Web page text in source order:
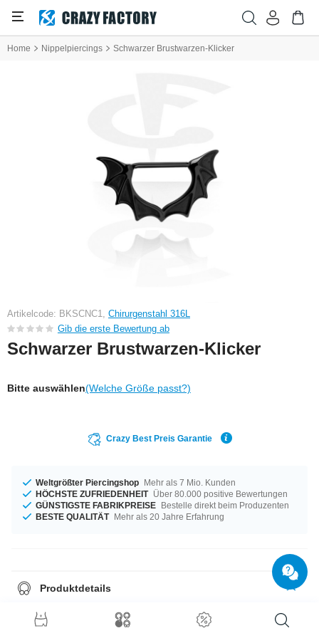
Home Nippelpiercings Schwarzer Brustwarzen-Klicker
Artikelcode: BKSCNC1, Chirurgenstahl 316L
Gib die erste Bewertung ab
Schwarzer Brustwarzen-Klicker
Bitte auswählen(Welche Größe passt?)
Crazy Best Preis Garantie
Weltgrößter Piercingshop Mehr als 7 Mio. Kunden
HÖCHSTE ZUFRIEDENHEIT Über 80.000 positive Bewertungen
GÜNSTIGSTE FABRIKPREISE Bestelle direkt beim Produzenten
BESTE QUALITÄT Mehr als 20 Jahre Erfahrung
Produktdetails
der Länge von 16 mm auf Lager vorrätig. Die Höhe beträgt unabhängig
von der Länge 12 mm. Ein tipptopp Produkt direkt vom Marktführer in